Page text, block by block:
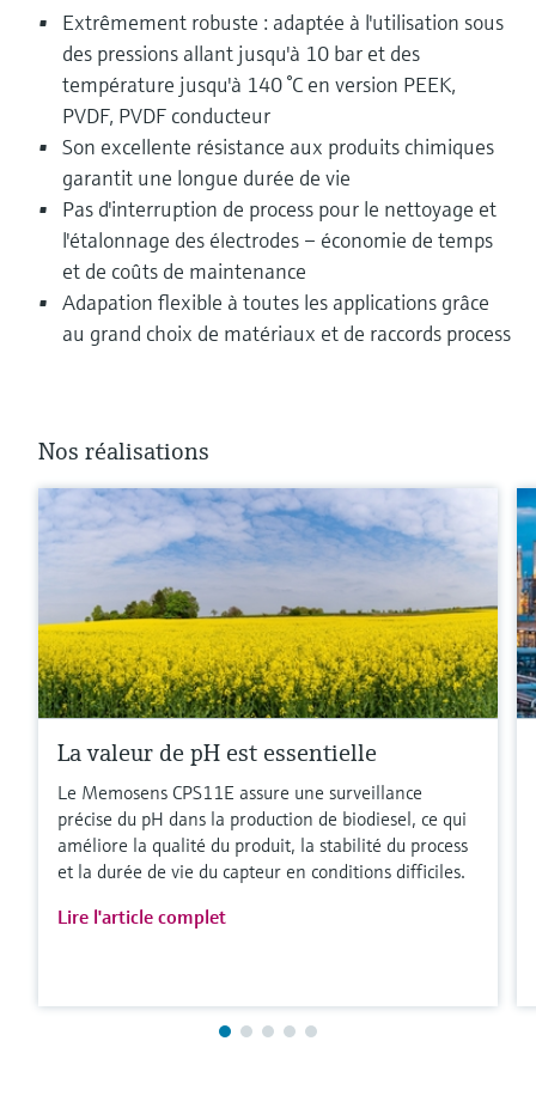
Extrêmement robuste : adaptée à l'utilisation sous
des pressions allant jusqu'à 10 bar et des
température jusqu'à 140 °C en version PEEK,
PVDF, PVDF conducteur
Son excellente résistance aux produits chimiques
garantit une longue durée de vie
Pas d'interruption de process pour le nettoyage et
l'étalonnage des électrodes – économie de temps
et de coûts de maintenance
Adapation flexible à toutes les applications grâce
au grand choix de matériaux et de raccords process
Nos réalisations
La valeur de pH est essentielle
Le Memosens CPS11E assure une surveillance
précise du pH dans la production de biodiesel, ce qui
améliore la qualité du produit, la stabilité du process
et la durée de vie du capteur en conditions difficiles.
Lire l'article complet